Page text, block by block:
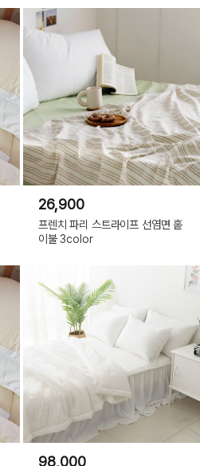
26,900
프렌치 파리 스트라이프 선염면 홑
이불 3color
98,000